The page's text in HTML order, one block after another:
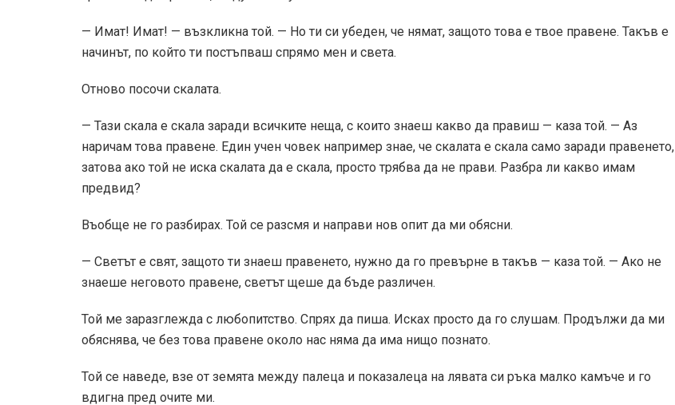
— Имат! Имат! — възкликна той. — Но ти си убеден, че нямат, защото това е твое правене. Такъв е
начинът, по който ти постъпваш спрямо мен и света.
Отново посочи скалата.
— Тази скала е скала заради всичките неща, с които знаеш какво да правиш — каза той. — Аз
наричам това правене. Един учен човек например знае, че скалата е скала само заради правенето,
затова ако той не иска скалата да е скала, просто трябва да не прави. Разбра ли какво имам
предвид?
Въобще не го разбирах. Той се разсмя и направи нов опит да ми обясни.
— Светът е свят, защото ти знаеш правенето, нужно да го превърне в такъв — каза той. — Ако не
знаеше неговото правене, светът щеше да бъде различен.
Той ме заразглежда с любопитство. Спрях да пиша. Исках просто да го слушам. Продължи да ми
обяснява, че без това правене около нас няма да има нищо познато.
Той се наведе, взе от земята между палеца и показалеца на лявата си ръка малко камъче и го
вдигна пред очите ми.